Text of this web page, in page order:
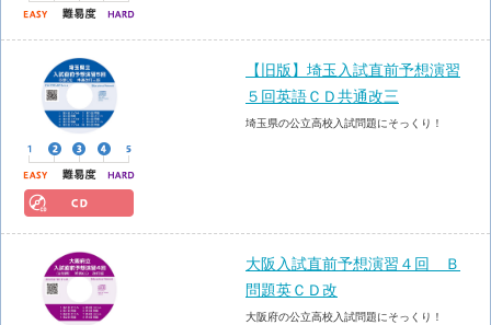
【旧版】埼玉入試直前予想演習
５回英語ＣＤ共通改三
埼玉県の公立高校入試問題にそっくり！
大阪入試直前予想演習４回 Ｂ
問題英ＣＤ改
大阪府の公立高校入試問題にそっくり！